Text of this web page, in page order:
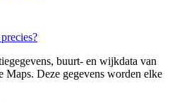
buurt- en wijkdata van
Deze gegevens worden elke